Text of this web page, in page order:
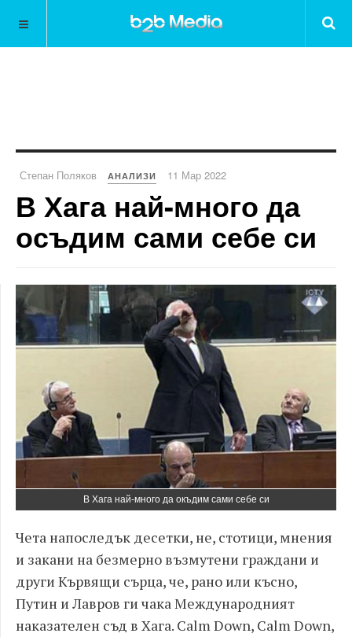
Степан Поляков АНАЛИЗИ 11 Мар 2022
В Хага най-много да
осъдим сами себе си
В Хага най-много да окъдим сами себе си
Чета напоследък десетки, не, стотици, мнения
и закани на безмерно възмутени граждани и
други Кървящи сърца, че, рано или късно,
Путин и Лавров ги чака Международният
наказателен съд в Хага. Calm Down, Calm Down,